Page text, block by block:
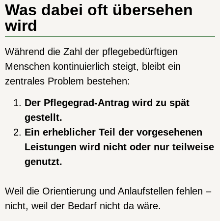
Was dabei oft übersehen
wird
Während die Zahl der pflegebedürftigen
Menschen kontinuierlich steigt, bleibt ein
zentrales Problem bestehen:
Der Pflegegrad-Antrag wird zu spät
gestellt.
Ein erheblicher Teil der vorgesehenen
Leistungen wird nicht oder nur teilweise
genutzt.
Weil die Orientierung und Anlaufstellen fehlen –
nicht, weil der Bedarf nicht da wäre.